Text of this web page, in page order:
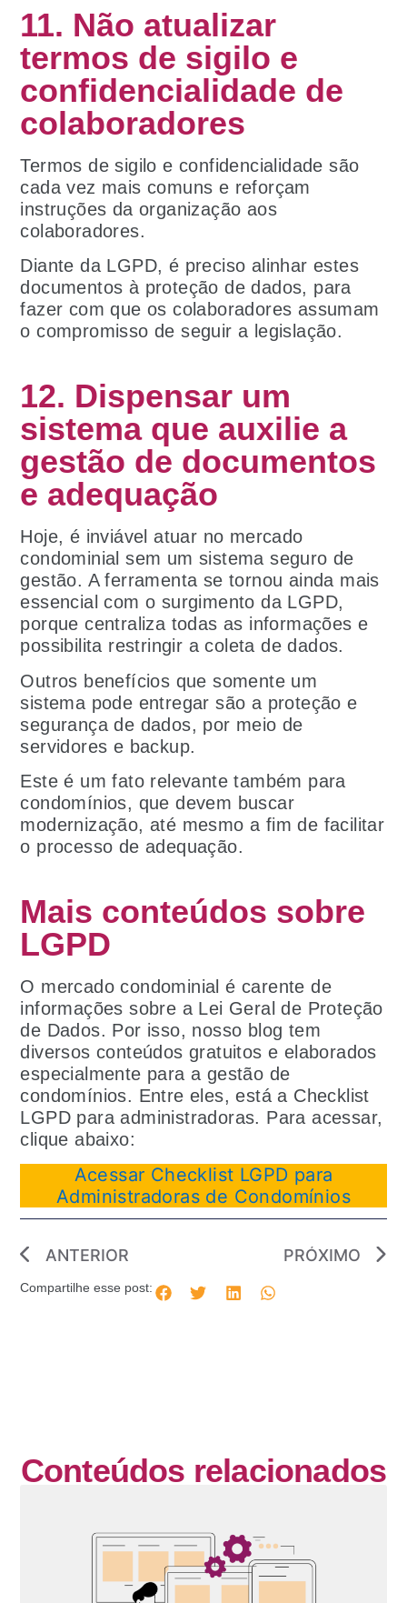
11. Não atualizar
termos de sigilo e
confidencialidade de
colaboradores
Termos de sigilo e confidencialidade são
cada vez mais comuns e reforçam
instruções da organização aos
colaboradores.
Diante da LGPD, é preciso alinhar estes
documentos à proteção de dados, para
fazer com que os colaboradores assumam
o compromisso de seguir a legislação.
12. Dispensar um
sistema que auxilie a
gestão de documentos
e adequação
Hoje, é inviável atuar no mercado
condominial sem um sistema seguro de
gestão. A ferramenta se tornou ainda mais
essencial com o surgimento da LGPD,
porque centraliza todas as informações e
possibilita restringir a coleta de dados.
Outros benefícios que somente um
sistema pode entregar são a proteção e
segurança de dados, por meio de
servidores e backup.
Este é um fato relevante também para
condomínios, que devem buscar
modernização, até mesmo a fim de facilitar
o processo de adequação.
Mais conteúdos sobre
LGPD
O mercado condominial é carente de
informações sobre a Lei Geral de Proteção
de Dados. Por isso, nosso blog tem
diversos conteúdos gratuitos e elaborados
especialmente para a gestão de
condomínios. Entre eles, está a Checklist
LGPD para administradoras. Para acessar,
clique abaixo:
Acessar Checklist LGPD para
Administradoras de Condomínios
ANTERIOR PRÓXIMO
Compartilhe esse post:
Conteúdos relacionados